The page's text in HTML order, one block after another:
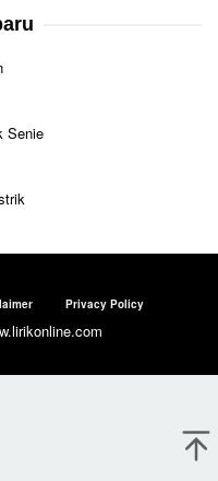
Senie
Privacy Policy